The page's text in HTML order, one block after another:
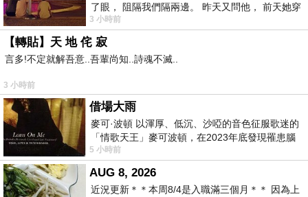
了眼， 阻隔我們隔兩邊。 昨天又問他， 前天她穿
什麼顏色衣服， 不經
3 小時前
【轉貼】天 地 侘 寂
言多!不定就解吾意..吾輩尚知..詩魂不滅..
3 小時前
借場大雨
麥可·波頓 以渾厚、低沉、沙啞的音色征服歌迷的
「情歌天王」麥可波頓，在2023年底發現罹患腦
瘤「祈禱早日康復，一切都好」。
5 小時前
AUG 8, 2026
近況更新＊＊本周8/4是入職滿三個月＊＊ 因為上